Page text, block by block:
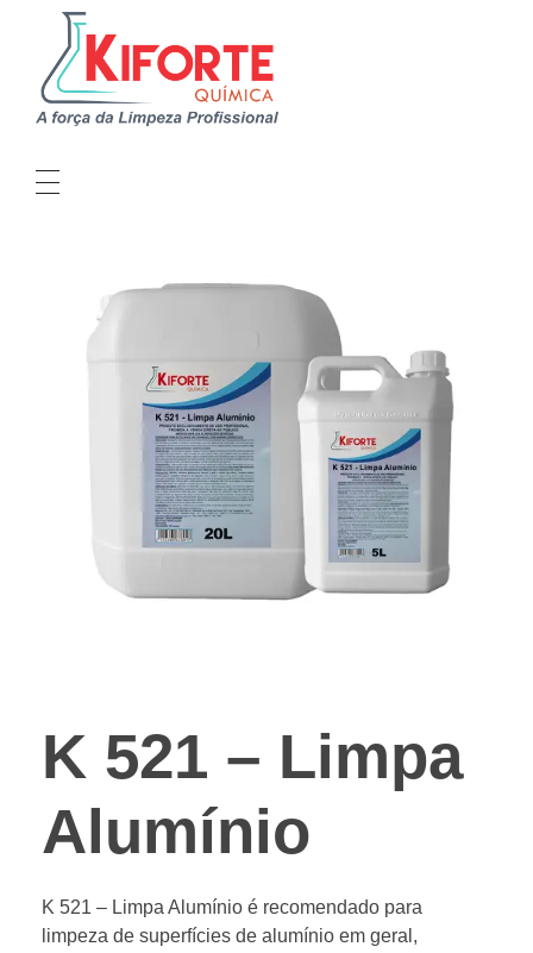
LINHAS DE PRODUTOS
SEJA UM DISTRIBUIDOR
CRIE SUA MARCA
SUSTENTABILIDADE
CATÁLOGO 2025
K 521 – Limpa
Alumínio
K 521 – Limpa Alumínio é recomendado para
limpeza de superfícies de alumínio em geral,